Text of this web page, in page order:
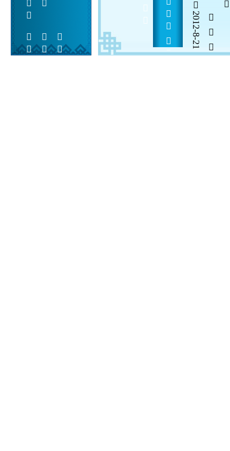
  
2012-8-21  